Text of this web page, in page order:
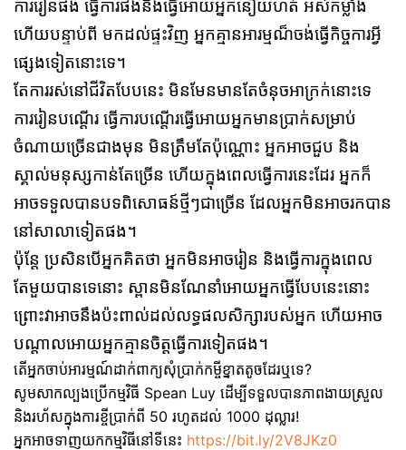
ការរៀនផង ធ្វើការផងនឹងធ្វើអោយអ្នកនឿយហត់ អស់កម្លាំង
ហើយបន្ទាប់ពី មកដល់ផ្ទះវិញ អ្នកគ្មានអារម្មណ៏ចង់ធ្វើកិច្ចការអ្វី
ផ្សេងទៀតនោះទេ។
តែការរស់នៅជីវិតបែបនេះ មិនមែនមានតែចំនុចអាក្រក់នោះទេ
ការរៀនបណ្ដើរ ធ្វើការបណ្តើរធ្វើអោយអ្នកមានប្រាក់សម្រាប់
ចំណាយច្រើនជាងមុន មិនត្រឹមតែប៉ុណ្ណោះ អ្នកអាចជួប និង
ស្គាល់មនុស្សកាន់តែច្រើន ហើយក្នុងពេលធ្វើការនេះដែរ អ្នកក៏
អាចទទួលបានបទពិសោធន៍ថ្មីៗជាច្រើន ដែលអ្នកមិនអាចរកបាន
នៅសាលាទៀតផង។
ប៉ុន្តែ ប្រសិនបើអ្នកគិតថា អ្នកមិនអាចរៀន និងធ្វើការក្នុងពេល
តែមួយបានទេនោះ ស្ពានមិនណែនាំអោយអ្នកធ្វើបែបនេះនោះ
ព្រោះវាអាចនឹងប៉ះពាល់ដល់លទ្ធផលសិក្សារបស់អ្នក ហើយអាច
បណ្ដាលអោយអ្នកគ្មានចិត្តធ្វើការទៀតផង។
តើអ្នកចាប់អារម្មណ៍ដាក់ពាក្យសុំប្រាក់កម្ចីខ្នាតតូចដែរឬទេ?
សូមសាកល្បងប្រើកម្មវិធី Spean Luy ដើម្បីទទួលបានភាពងាយស្រួល
និងរហ័សក្នុងការខ្ចីប្រាក់ពី 50 រហូតដល់ 1000 ដុល្លារ!
អ្នកអាចទាញយកកម្មវិធីនៅទីនេះ https://bit.ly/2V8JKz0